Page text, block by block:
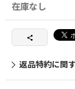
在庫なし
返品特約に関